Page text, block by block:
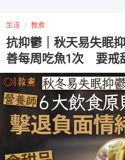
生活 教煮
抗抑鬱｜秋天易失眠
善每周吃魚1次 要戒